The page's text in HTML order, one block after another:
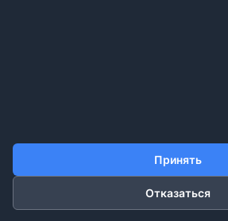
©2011-2026Принять
Отказаться